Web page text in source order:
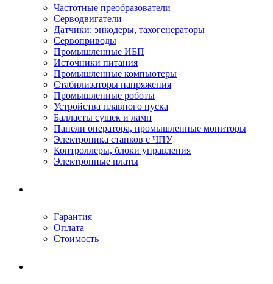
Частотные преобразователи
Серводвигатели
Датчики: энкодеры, тахогенераторы
Сервоприводы
Промышленные ИБП
Источники питания
Промышленные компьютеры
Стабилизаторы напряжения
Промышленные роботы
Устройства плавного пуска
Балласты сушек и ламп
Панели оператора, промышленные мониторы
Электроника станков с ЧПУ
Контроллеры, блоки управления
Электронные платы
Гарантия
Оплата
Стоимость